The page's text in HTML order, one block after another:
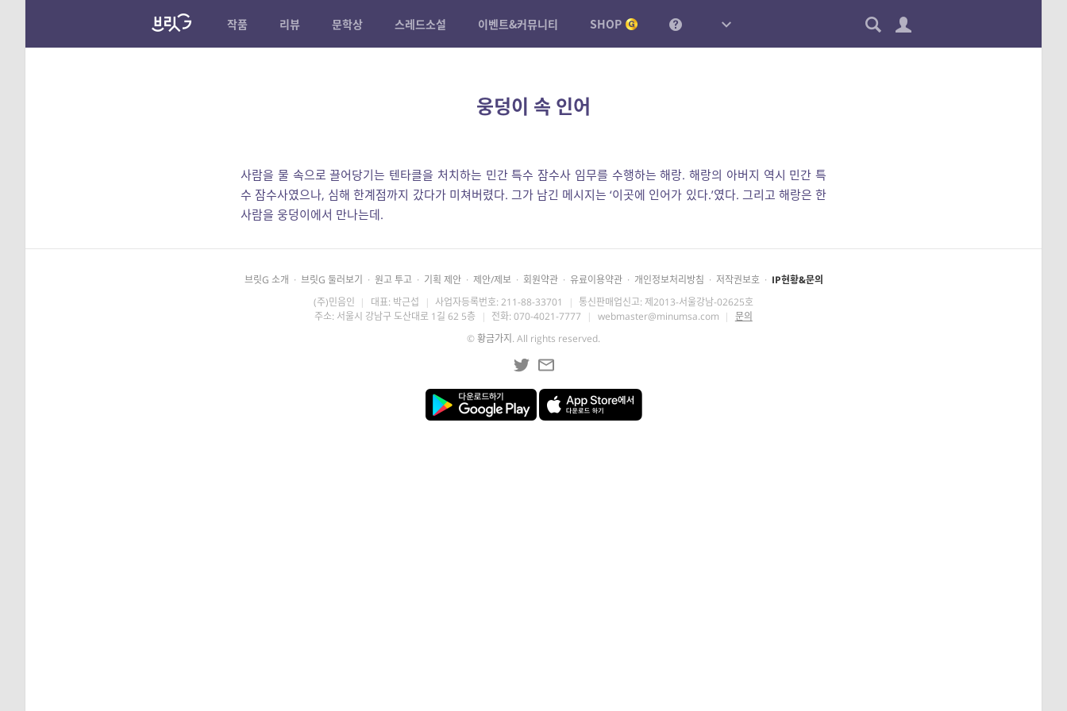
작품 리뷰 문학상 스레드소설 이벤트&커뮤니티 SHOP
웅덩이 속 인어
사람을 물 속으로 끌어당기는 텐타클을 처치하는 민간 특수 잠수사 임무를 수행하는 해랑. 해랑의 아버지 역시 민간 특
수 잠수사였으나, 심해 한계점까지 갔다가 미쳐버렸다. 그가 남긴 메시지는 ‘이곳에 인어가 있다.’였다. 그리고 해랑은 한
사람을 웅덩이에서 만나는데.
브릿G 소개 · 브릿G 둘러보기 · 원고 투고 · 기획 제안 · 제안/제보 · 회원약관 · 유료이용약관 · 개인정보처리방침 · 저작권보호 · IP현황&문의
(주)민음인 | 대표: 박근섭 | 사업자등록번호: 211-88-33701 | 통신판매업신고: 제2013-서울강남-02625호
주소: 서울시 강남구 도산대로 1길 62 5층 | 전화: 070-4021-7777 | webmaster@minumsa.com | 문의
©황금가지 . All rights reserved.